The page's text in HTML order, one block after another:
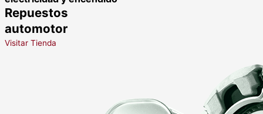
Repuestos
automotor
Visitar Tienda